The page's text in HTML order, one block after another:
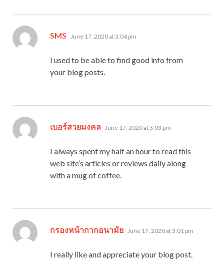
SMS says:
June 17, 2020 at 3:04 pm
I used to be able to find good info from
your blog posts.
เบอร์สวยมงคล says:
June 17, 2020 at 3:03 pm
I always spent my half an hour to read this
web site’s articles or reviews daily along
with a mug of coffee.
กรองหน้ากากอนามัย says:
June 17, 2020 at 3:01 pm
I really like and appreciate your blog post.